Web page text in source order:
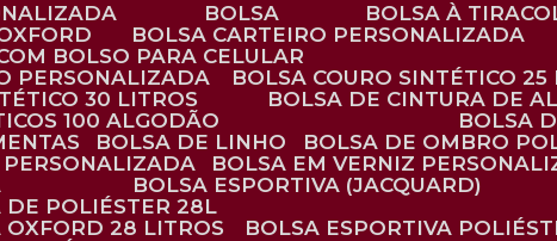
BOLSA BOLSA À
BOLSA CARTEIRO PERSONALIZADA
BOLSO PARA CELULAR
PERSONALIZADA
BOLSA COURO SINTÉTICO 25
30 LITROS
BOLSA DE CINTURA DE
100 ALGODÃO
BOLSA
BOLSA DE LINHO BOLSA DE OMBRO
PERSONALIZADA
BOLSA EM VERNIZ
BOLSA ESPORTIVA (JACQUARD)
DE POLIÉSTER 28L
OXFORD 28 LITROS
BOLSA ESPORTIVA